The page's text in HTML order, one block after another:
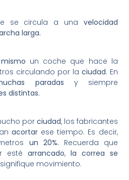
se circula a una velocidad
larga.
un coche que hace la
circulando por la ciudad. En
paradas y siempre
distintas.
por ciudad, los fabricantes
acortar ese tiempo. Es decir,
un 20%. Recuerda que
esté arrancado, la correa se
movimiento.